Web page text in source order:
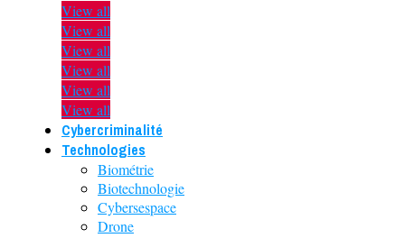
View all
View all
View all
View all
View all
View all
Cybercriminalité
Technologies
Biométrie
Biotechnologie
Cybersespace
Drone